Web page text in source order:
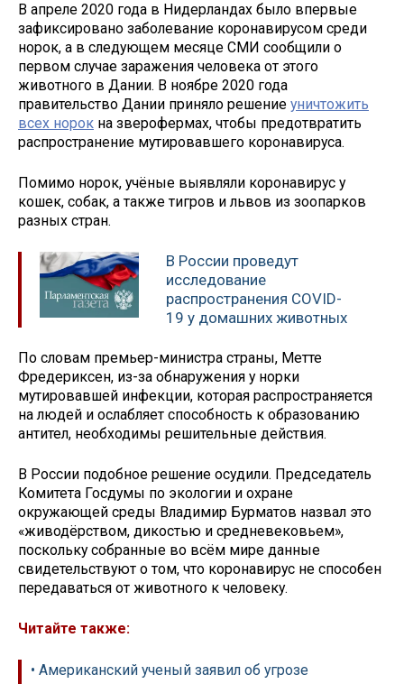
В апреле 2020 года в Нидерландах было впервые
зафиксировано заболевание коронавирусом среди
норок, а в следующем месяце СМИ сообщили о
первом случае заражения человека от этого
животного в Дании. В ноябре 2020 года
правительство Дании приняло решение уничтожить
всех норок на зверофермах, чтобы предотвратить
распространение мутировавшего коронавируса.
Помимо норок, учёные выявляли коронавирус у
кошек, собак, а также тигров и львов из зоопарков
разных стран.
В России проведут
исследование
распространения COVID-
19 у домашних животных
По словам премьер-министра страны, Метте
Фредериксен, из-за обнаружения у норки
мутировавшей инфекции, которая распространяется
на людей и ослабляет способность к образованию
антител, необходимы решительные действия.
В России подобное решение осудили. Председатель
Комитета Госдумы по экологии и охране
окружающей среды Владимир Бурматов назвал это
«живодёрством, дикостью и средневековьем»,
поскольку собранные во всём мире данные
свидетельствуют о том, что коронавирус не способен
передаваться от животного к человеку.
Читайте также:
• Американский ученый заявил об угрозе